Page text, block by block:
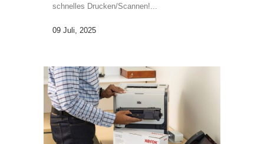
schnelles Drucken/Scannen!...
09 Juli, 2025